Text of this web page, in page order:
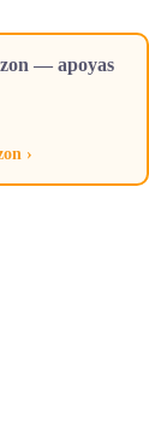
— apoyas
›